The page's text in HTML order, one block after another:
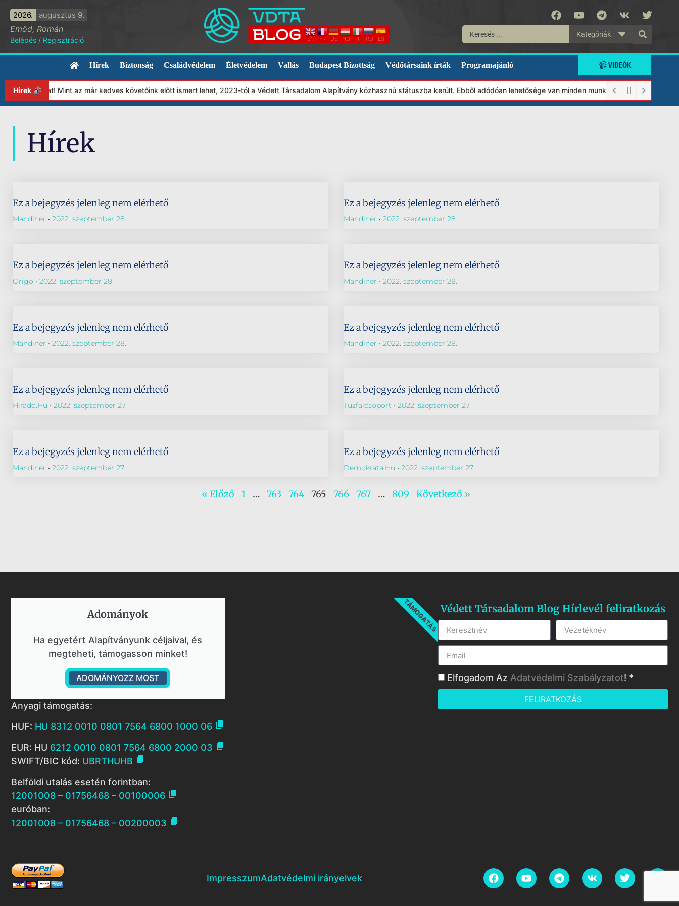
2026. augusztus 9.
Emőd, Román
Belépés / Regisztráció EN FR DE HU IT RU ES
Kategóriák
Hírek Biztonság Családvédelem Életvédelem Vallás Budapest Bizottság Védőtársaink írták Programajánló 📹 VIDEÓK
Hírek 🔊 Mint az már kedves követőink előtt ismert lehet, 2023-tól a Védett Társadalom Alapítvány közhasznú státuszba került. Ebből adódóan lehetősége van minden munkánkat segíteni
Hírek
Ez a bejegyzés jelenleg nem elérhető
Mandiner 2022. szeptember 28.
Ez a bejegyzés jelenleg nem elérhető
Mandiner 2022. szeptember 28.
Ez a bejegyzés jelenleg nem elérhető
Origo 2022. szeptember 28.
Ez a bejegyzés jelenleg nem elérhető
Mandiner 2022. szeptember 28.
Ez a bejegyzés jelenleg nem elérhető
Mandiner 2022. szeptember 28.
Ez a bejegyzés jelenleg nem elérhető
Mandiner 2022. szeptember 28.
Ez a bejegyzés jelenleg nem elérhető
Hirado.hu 2022. szeptember 27.
Ez a bejegyzés jelenleg nem elérhető
Tuzfalcsoport 2022. szeptember 27.
Ez a bejegyzés jelenleg nem elérhető
Mandiner 2022. szeptember 27.
Ez a bejegyzés jelenleg nem elérhető
Demokrata.hu 2022. szeptember 27.
« Előző 1 … 763 764 765 766 767 … 809 Következő »
Adományok​
Ha egyetért Alapítványunk céljaival, és
megteheti, támogasson minket!
ADOMÁNYOZZ MOST
TÁMOGATÁS
Anyagi támogatás:
HUF: HU 8312 0010 0801 7564 6800 1000 06 
EUR: HU 6212 0010 0801 7564 6800 2000 03 
SWIFT/BIC kód: UBRTHUHB 
Belföldi utalás esetén forintban:
12001008 – 01756468 – 00100006 
euróban:
12001008 – 01756468 – 00200003 
Védett Társadalom Blog Hírlevél feliratkozás
Elfogadom Az Adatvédelmi Szabályzatot! *
FELIRATKOZÁS
ImpresszumAdatvédelmi irányelvek